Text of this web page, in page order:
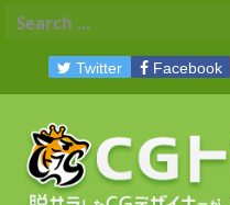
Twitter Facebook